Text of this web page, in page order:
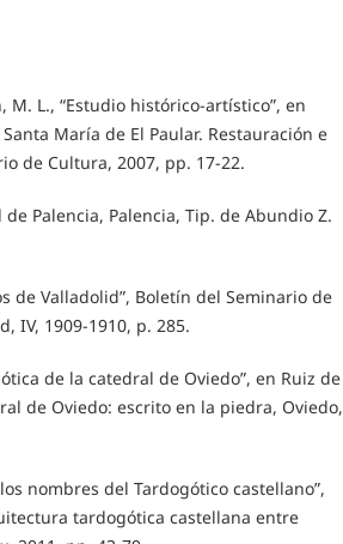
M. L., “Estudio histórico-artístico”, en
María de El Paular. Restauración e
de Cultura, 2007, pp. 17-22.
Palencia, Palencia, Tip. de Abundio Z.
de Valladolid”, Boletín del Seminario de
IV, 1909-1910, p. 285.
de la catedral de Oviedo”, en Ruiz de
de Oviedo: escrito en la piedra, Oviedo,
nombres del Tardogótico castellano”,
tardogótica castellana entre